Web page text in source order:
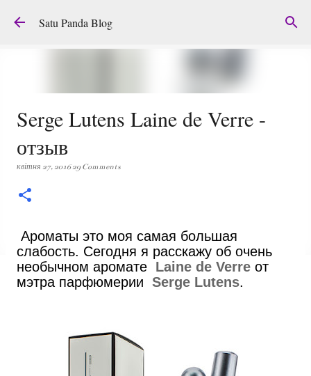
Перейти до основного вмісту
Satu Panda Blog
Serge Lutens Laine de Verre -
отзыв
квітня 27, 201629 Comments
Ароматы это моя самая большая
слабость. Сегодня я расскажу об очень
необычном аромате Laine de Verre от
мэтра парфюмерии Serge Lutens.